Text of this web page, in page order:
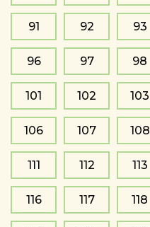
91 92 93
96 97 98
101 102 103
106 107 108
111 112 113
116 117 118